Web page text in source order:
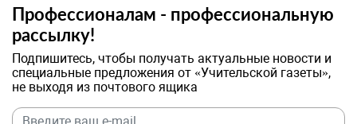
Профессионалам - профессиональную
рассылку!
Подпишитесь, чтобы получать актуальные новости и
специальные предложения от «Учительской газеты»,
не выходя из почтового ящика